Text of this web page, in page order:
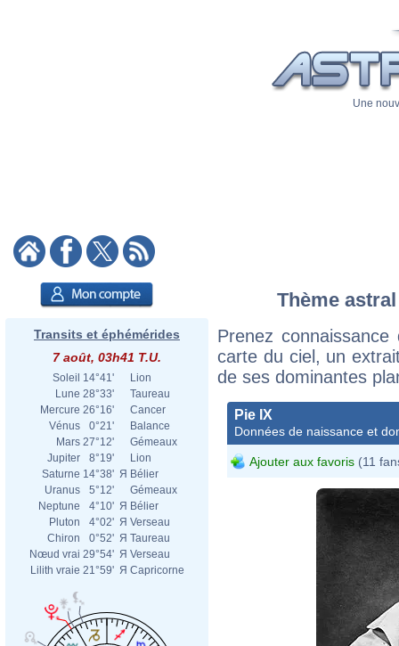
Une
Transits et éphémérides
7 août, 03h41 T.U.
Soleil 14°41'
Lion
Lune 28°33'
Taureau
Mercure 26°16'
Cancer
Vénus
0°21'
Balance
Mars 27°12'
Gémeaux
Jupiter
8°19'
Lion
Saturne 14°38' Я Bélier
Uranus
5°12'
Gémeaux
Neptune
4°10' Я Bélier
Pluton
4°02' Я Verseau
Chiron
0°52' Я Taureau
Nœud vrai 29°54' Я Verseau
Lilith vraie 21°59' Я Capricorne
Thème
Prenez
carte du ciel, un
de ses dominantes
Pie IX
Données de naissance et
Ajouter aux favoris (11